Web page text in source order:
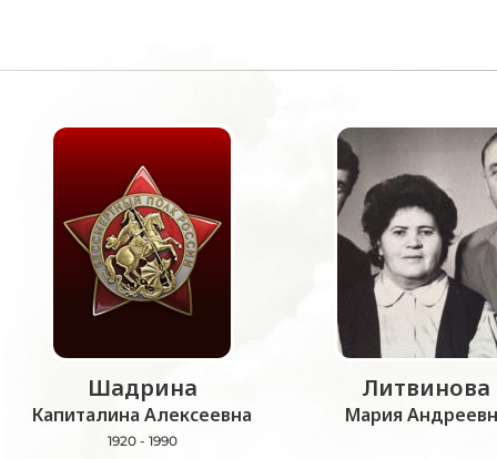
Шадрина
Капиталина Алексеевна
1920 - 1990
Литвинова
Мария